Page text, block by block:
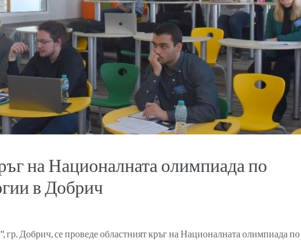
на Националната олимпиада по
в Добрич
Добрич, се проведе областният кръг на Националната олимпиада по